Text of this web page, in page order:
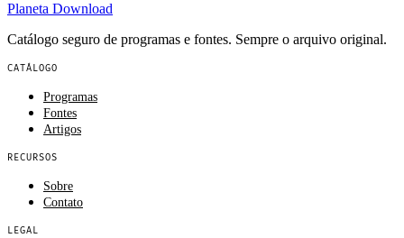
Planeta Download
Catálogo seguro de programas e fontes. Sempre o arquivo original.
CATÁLOGO
Programas
Fontes
Artigos
RECURSOS
Sobre
Contato
LEGAL